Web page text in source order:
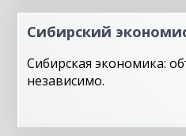
Сибирский
Сибирская экономика:
независимо.